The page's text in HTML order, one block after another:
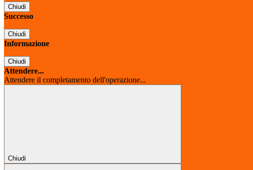
Chiudi
Successo
Chiudi
Informazione
Chiudi
Attendere...
Attendere il completamento dell'operazione...
Chiudi